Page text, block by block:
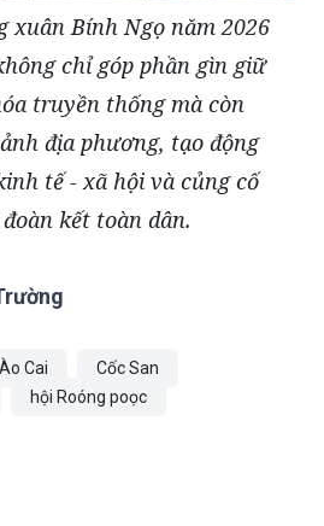
xuân Bính Ngọ năm 2026
chỉ góp phần gìn giữ
truyền thống mà còn
địa phương, tạo động
tế - xã hội và củng cố
kết toàn dân.
Cai
Cốc San
hội Roóng poọc